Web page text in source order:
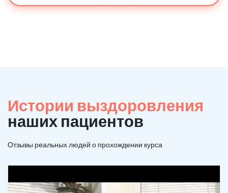
Истории выздоровления
наших пациентов
Отзывы реальных людей о прохождении курса